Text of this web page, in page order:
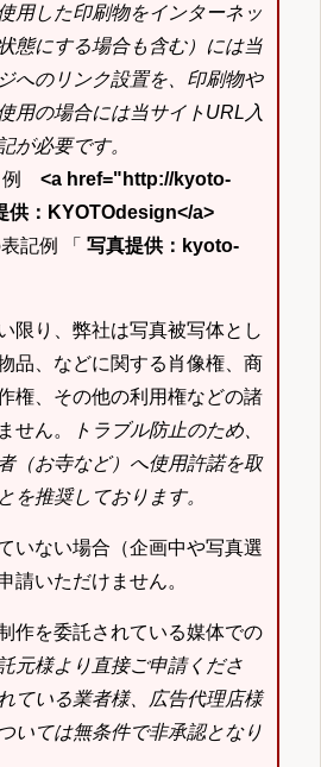
用した印刷物をインターネッ
態にする場合も含む）には当
へのリンク設置を、印刷物や
用の場合には当サイトURL入
が必要です。
例 <a href="http://kyoto-
供：KYOTOdesign</a>
記例 「 写真提供：kyoto-
限り、弊社は写真被写体とし
品、などに関する肖像権、商
権、その他の利用権などの諸
せん。
トラブル防止のため、
（お寺など）へ使用許諾を取
を推奨しております。
いない場合（企画中や写真選
請いただけません。
作を委託されている媒体での
元様より直接ご申請くださ
ている業者様、広告代理店様
いては無条件で非承認となり